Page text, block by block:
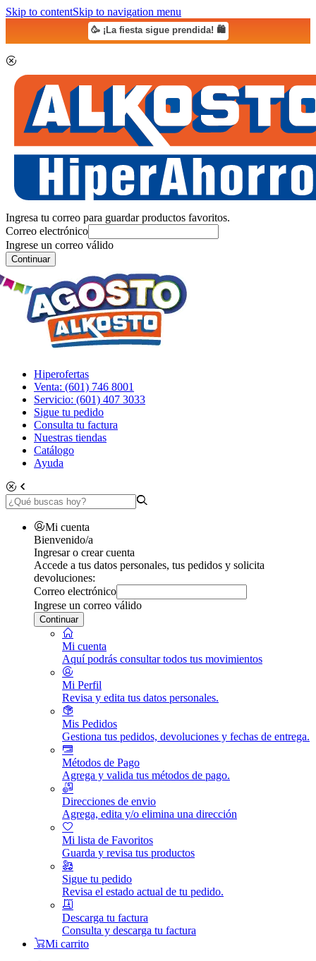
Skip to contentSkip to navigation menu
🥳 ¡La fiesta sigue prendida! 🛍️
Ingresa tu correo para guardar productos favoritos.
Correo electrónico
Ingrese un correo válido
Continuar
Hiperofertas
Venta: (601) 746 8001
Servicio: (601) 407 3033
Sigue tu pedido
Consulta tu factura
Nuestras tiendas
Catálogo
Ayuda
Mi cuenta
Bienvenido/a
Ingresar o crear cuenta
Accede a tus datos personales, tus pedidos y solicita
devoluciones:
Correo electrónico
Ingrese un correo válido
Continuar
Mi cuenta
Aquí podrás consultar todos tus movimientos
Mi Perfil
Revisa y edita tus datos personales.
Mis Pedidos
Gestiona tus pedidos, devoluciones y fechas de entrega.
Métodos de Pago
Agrega y valida tus métodos de pago.
Direcciones de envio
Agrega, edita y/o elimina una dirección
Mi lista de Favoritos
Guarda y revisa tus productos
Sigue tu pedido
Revisa el estado actual de tu pedido.
Descarga tu factura
Consulta y descarga tu factura
Mi carrito